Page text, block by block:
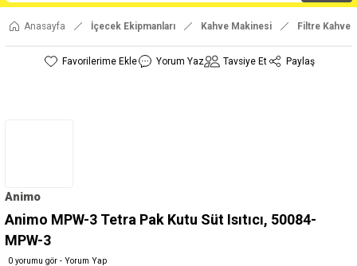
Anasayfa İçecek Ekipmanları Kahve Makinesi Filtre Kahve
Yorum Yaz Tavsiye Et Paylaş
Animo
Animo MPW-3 Tetra Pak Kutu Süt Isıtıcı, 50084-
MPW-3
0 yorumu gör - Yorum Yap